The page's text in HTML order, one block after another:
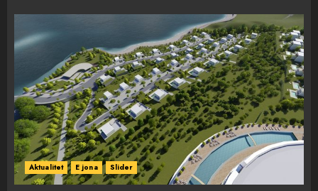
Aktualitet E jona Slider